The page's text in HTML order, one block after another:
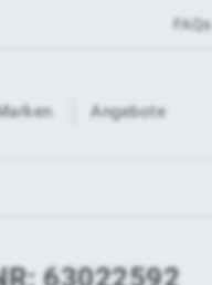
FAQs
Angebote
63022592